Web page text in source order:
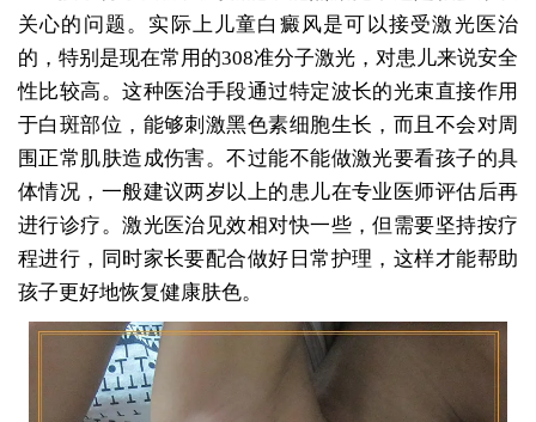
关心的问题。实际上儿童白癜风是可以接受激光医治
的，特别是现在常用的308准分子激光，对患儿来说安全
性比较高。这种医治手段通过特定波长的光束直接作用
于白斑部位，能够刺激黑色素细胞生长，而且不会对周
围正常肌肤造成伤害。不过能不能做激光要看孩子的具
体情况，一般建议两岁以上的患儿在专业医师评估后再
进行诊疗。激光医治见效相对快一些，但需要坚持按疗
程进行，同时家长要配合做好日常护理，这样才能帮助
孩子更好地恢复健康肤色。